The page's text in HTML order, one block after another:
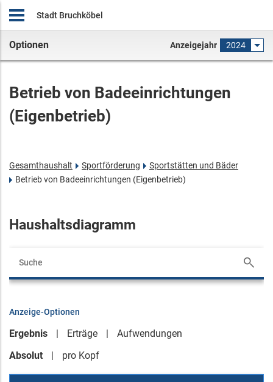
Stadt Bruchköbel
Optionen Anzeigejahr 2024
Betrieb von Badeeinrichtungen
(Eigenbetrieb)
Gesamthaushalt Sportförderung
Sportstätten und Bäder
Betrieb von Badeeinrichtungen (Eigenbetrieb)
Haushaltsdiagramm
Anzeige-Optionen
Ergebnis Erträge
Aufwendungen
Absolut
pro Kopf